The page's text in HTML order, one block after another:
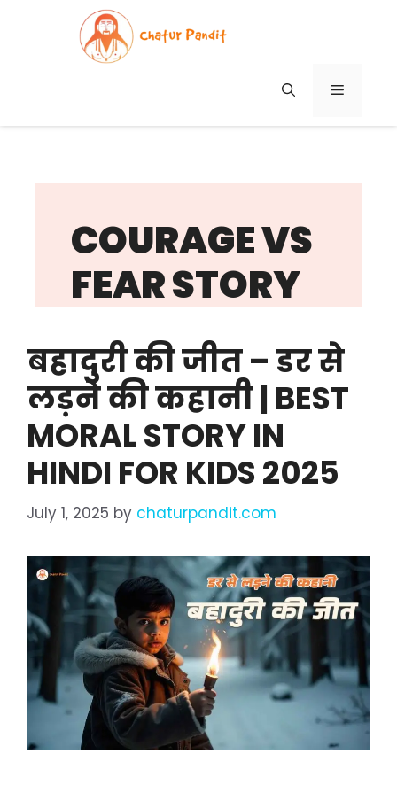
MENU
COURAGE VS
FEAR STORY
बहादुरी की जीत – डर से
लड़ने की कहानी | BEST
MORAL STORY IN
HINDI FOR KIDS 2025
July 1, 2025 by chaturpandit.com